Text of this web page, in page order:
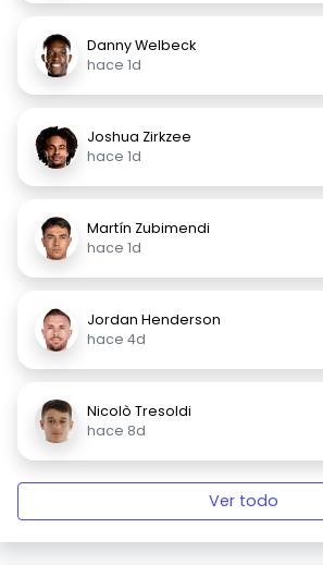
Danny Welbeck
hace 1d
Joshua Zirkzee
hace 1d
Martín Zubimendi
hace 1d
Jordan Henderson
hace 4d
Nicolò Tresoldi
hace 8d
Ver todo